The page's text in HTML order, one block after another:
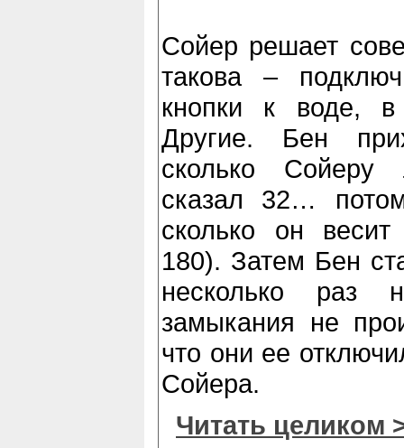
Сойер решает
такова –
кнопки к воде, в
Другие. Бен
сколько
сказал 32…
сколько он
180). Затем Бен
несколько раз
замыкания не
что они ее
Сойера.
Читать целиком